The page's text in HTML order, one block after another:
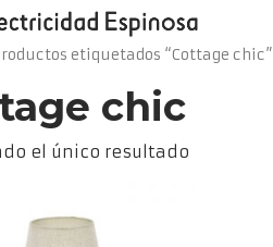
etiquetados “Cottage chic”
chic
el único resultado